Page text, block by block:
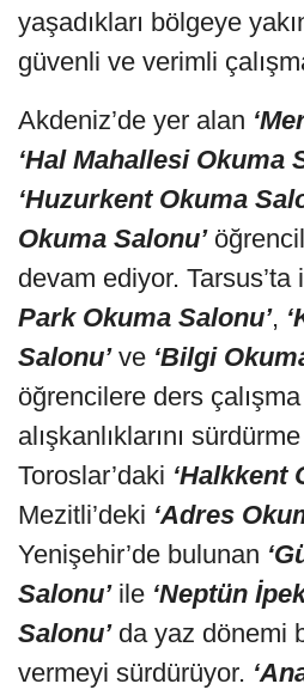
yaşadıkları bölgeye
güvenli ve verimli
Akdeniz’de yer alan
‘Hal Mahallesi Okuma
‘Huzurkent Okuma
Okuma Salonu’
devam ediyor. Tarsus’ta
Park Okuma Salonu’,
Salonu’ve ‘Bilgi
öğrencilere ders
alışkanlıklarını
Toroslar’daki ‘Halkkent
Mezitli’deki ‘Adres
Yenişehir’de bulunan
Salonu’ile ‘Neptün
Salonu’da yaz dönemi
vermeyi sürdürüyor.